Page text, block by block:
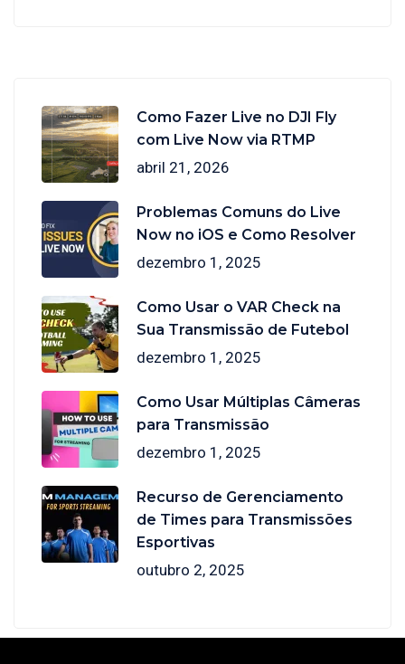
Como Fazer Live no DJI Fly
com Live Now via RTMP
abril 21, 2026
Problemas Comuns do Live
Now no iOS e Como Resolver
dezembro 1, 2025
Como Usar o VAR Check na
Sua Transmissão de Futebol
dezembro 1, 2025
Como Usar Múltiplas Câmeras
para Transmissão
dezembro 1, 2025
Recurso de Gerenciamento
de Times para Transmissões
Esportivas
outubro 2, 2025